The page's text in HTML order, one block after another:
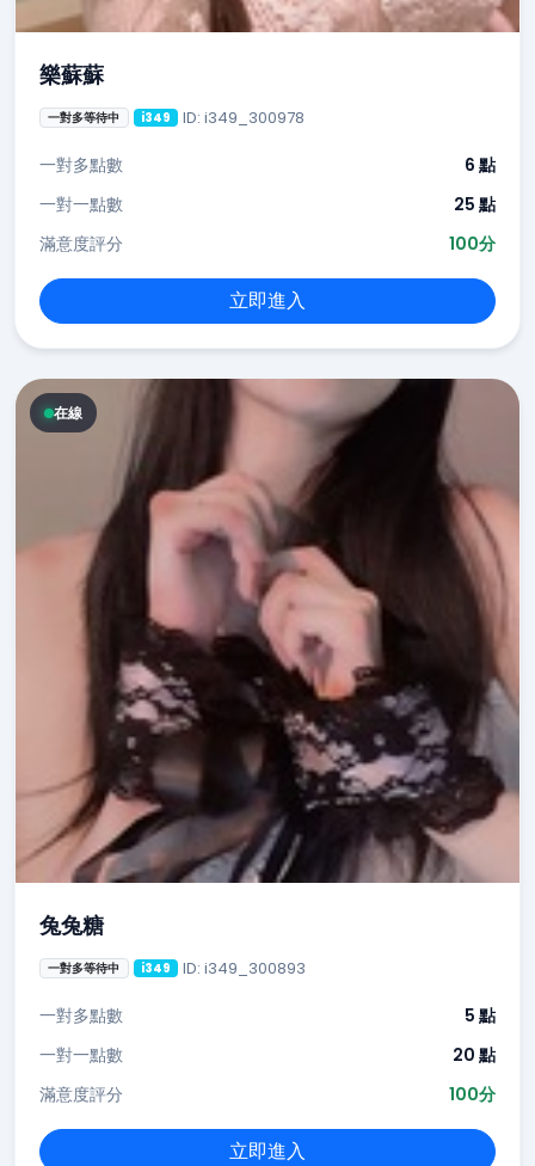
樂蘇蘇
一對多等待中 i349 ID: i349_300978
一對多點數
6 點
一對一點數
25 點
滿意度評分
100分
立即進入
在線
兔兔糖
一對多等待中 i349 ID: i349_300893
一對多點數
5 點
一對一點數
20 點
滿意度評分
100分
立即進入